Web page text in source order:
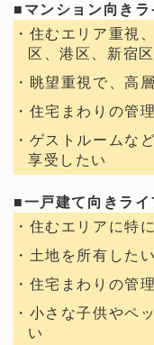
■マンション向きラ
・住むエリア重視
区、港区、新宿
・眺望重視で、高
・住宅まわりの管
・ゲストルームな
享受したい
■一戸建て向きライ
・住むエリアに特
・土地を所有したい
・住宅まわりの管
・小さな子供やペ
い